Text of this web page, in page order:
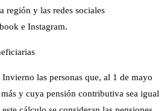
región y las redes sociales
e Instagram.
las personas que, al 1 de mayo
y cuya pensión contributiva sea igual